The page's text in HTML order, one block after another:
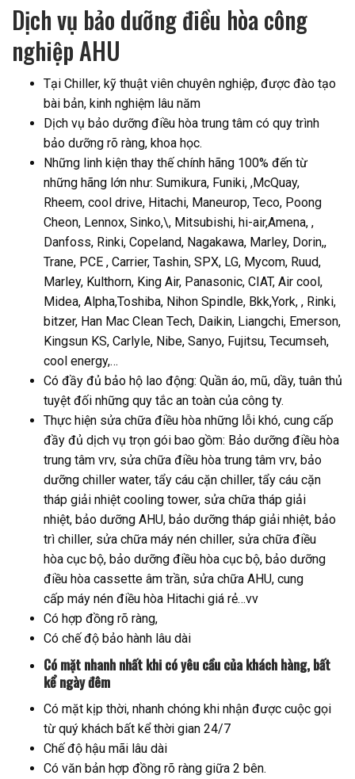
Dịch vụ bảo dưỡng điều hòa công
nghiệp AHU
Tại Chiller, kỹ thuật viên chuyên nghiệp, được đào tạo
bài bản, kinh nghiệm lâu năm
Dịch vụ bảo dưỡng điều hòa trung tâm có quy trình
bảo dưỡng rõ ràng, khoa học.
Những linh kiện thay thế chính hãng 100% đến từ
những hãng lớn như: Sumikura, Funiki, ,McQuay,
Rheem, cool drive, Hitachi, Maneurop, Teco, Poong
Cheon, Lennox, Sinko,\, Mitsubishi, hi-air,Amena, ,
Danfoss, Rinki, Copeland, Nagakawa, Marley, Dorin,,
Trane, PCE , Carrier, Tashin, SPX, LG, Mycom, Ruud,
Marley, Kulthorn, King Air, Panasonic, CIAT, Air cool,
Midea, Alpha,Toshiba, Nihon Spindle, Bkk,York, , Rinki,
bitzer, Han Mac Clean Tech, Daikin, Liangchi, Emerson,
Kingsun KS, Carlyle, Nibe, Sanyo, Fujitsu, Tecumseh,
cool energy,…
Có đầy đủ bảo hộ lao động: Quần áo, mũ, dầy, tuân thủ
tuyệt đối những quy tắc an toàn của công ty.
Thực hiện sửa chữa điều hòa những lỗi khó, cung cấp
đầy đủ dịch vụ trọn gói bao gồm: Bảo dưỡng điều hòa
trung tâm vrv, sửa chữa điều hòa trung tâm vrv, bảo
dưỡng chiller water, tẩy cáu cặn chiller, tẩy cáu cặn
tháp giải nhiệt cooling tower, sửa chữa tháp giải
nhiệt, bảo dưỡng AHU, bảo dưỡng tháp giải nhiệt, bảo
trì chiller, sửa chữa máy nén chiller, sửa chữa điều
hòa cục bộ, bảo dưỡng điều hòa cục bộ, bảo dưỡng
điều hòa cassette âm trần, sửa chữa AHU, cung
cấp máy nén điều hòa Hitachi giá rẻ…vv
Có hợp đồng rõ ràng,
Có chế độ bảo hành lâu dài
Có mặt nhanh nhất khi có yêu cầu của khách hàng, bất
kể ngày đêm
Có mặt kịp thời, nhanh chóng khi nhận được cuộc gọi
từ quý khách bất kể thời gian 24/7
Chế độ hậu mãi lâu dài
Có văn bản hợp đồng rõ ràng giữa 2 bên.